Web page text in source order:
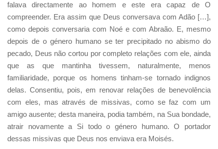
falava directamente ao homem e este era capaz de O
compreender. Era assim que Deus conversava com Adão […],
como depois conversaria com Noé e com Abraão. E, mesmo
depois de o género humano se ter precipitado no abismo do
pecado, Deus não cortou por completo relações com ele, ainda
que as que mantinha tivessem, naturalmente, menos
familiaridade, porque os homens tinham-se tornado indignos
delas. Consentiu, pois, em renovar relações de benevolência
com eles, mas através de missivas, como se faz com um
amigo ausente; desta maneira, podia também, na Sua bondade,
atrair novamente a Si todo o género humano. O portador
dessas missivas que Deus nos enviava era Moisés.